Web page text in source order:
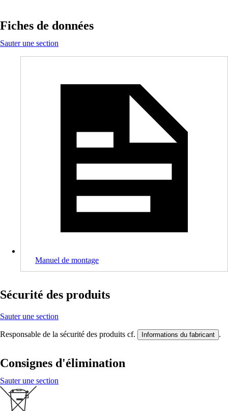
Fiches de données
Sauter une section
Manuel de montage
Sécurité des produits
Sauter une section
Responsable de la sécurité des produits cf. Informations du fabricant .
Consignes d'élimination
Sauter une section